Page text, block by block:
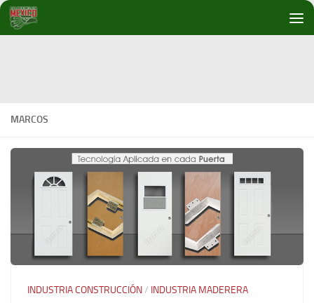
Debajo del contenido
MARCOS
INDUSTRIA CONSTRUCCIÓN/ INDUSTRIA MADERERA